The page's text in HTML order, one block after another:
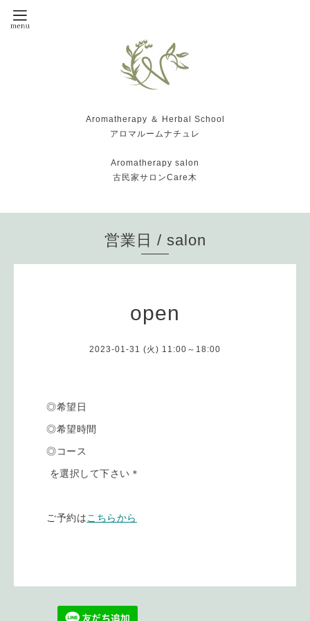
Aromatherapy ＆ Herbal School
アロマルームナチュレ
Aromatherapy salon
古民家サロンCare木
営業日 / salon
open
2023-01-31 (火) 11:00～18:00
◎希望日
◎希望時間
◎コース
を選択して下さい＊
ご予約はこちらから